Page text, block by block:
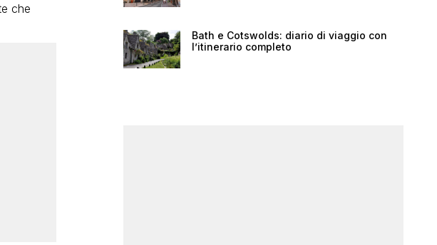
che
Bath e Cotswolds: diario di viaggio con
l’itinerario completo